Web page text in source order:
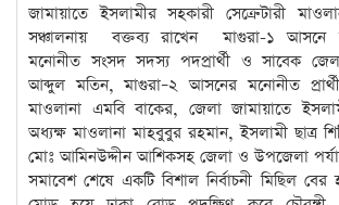
জামায়াতে ইসলামীর সহকারী সেক্রেটারী
সঞ্চালনায় বক্তব্য রাখেন মাগুরা-১ আসনে
মনোনীত সংসদ সদস্য পদপ্রার্থী ও সাবেক
আব্দুল মতিন, মাগুরা–২ আসনের মনোনীত
মাওলানা এমবি বাকের, জেলা জামায়াতে
অধ্যক্ষ মাওলানা মাহবুবুর রহমান, ইসলামী ছাত্র
মোঃ আমিনউদ্দীন আশিকসহ জেলা ও উপজেলা
সমাবেশ শেষে একটি বিশাল নির্বাচনী মিছিল বের